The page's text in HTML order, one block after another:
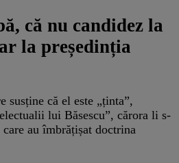
că nu candidez la
la președinția
susține că el este „ținta”,
lui Băsescu”, cărora li s-
au îmbrățișat doctrina